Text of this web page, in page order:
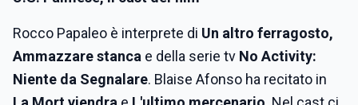
Rocco Papaleo è interprete di Un altro ferragosto,
Ammazzare stanca e della serie tv No Activity:
Niente da Segnalare. Blaise Afonso ha recitato in